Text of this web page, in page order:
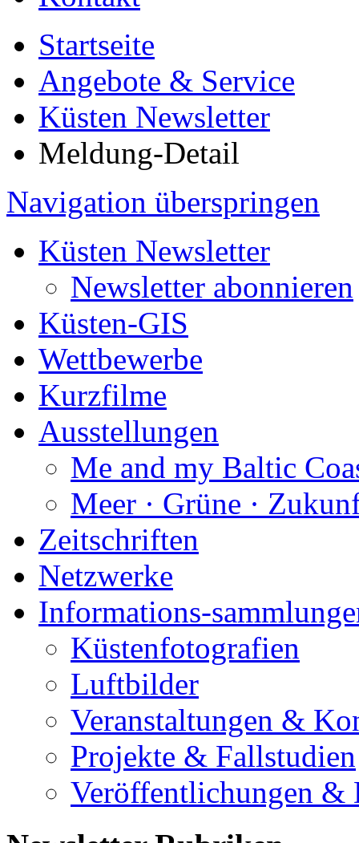
Startseite
Angebote & Service
Küsten Newsletter
Meldung-Detail
Navigation überspringen
Küsten Newsletter
Newsletter abonnieren
Küsten-GIS
Wettbewerbe
Kurzfilme
Ausstellungen
Me and my Baltic
Meer · Grüne ·
Zeitschriften
Netzwerke
Informations-
Küstenfotografien
Luftbilder
Veranstaltungen &
Projekte & Fallstudien
Veröffentlichungen &